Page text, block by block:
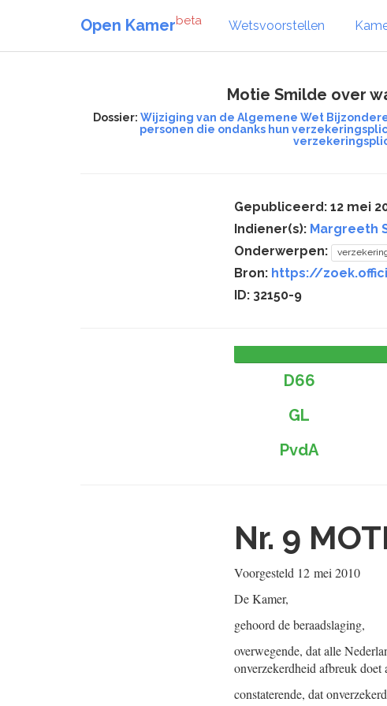
Open Kamerbeta Wetsvoorstellen
Motie Smilde over
Dossier: Wijziging van de Algemene Wet
personen die ondanks hun
Gepubliceerd: 12 mei
Indiener(s): Margreeth
Onderwerpen:
Bron: https://
ID: 32150-9
D66
GL
PvdA
Nr. 9
Voorgesteld 12 mei 2010
De Kamer,
gehoord de beraadslaging,
overwegende, dat alle
onverzekerdheid afbreuk doet
constaterende, dat